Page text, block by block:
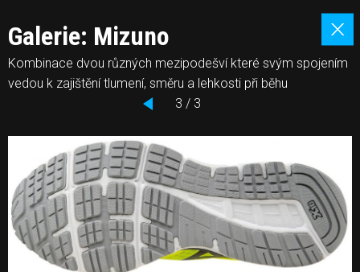
Galerie: Mizuno
Kombinace dvou různých mezipodešví které svým spojením
vedou k zajištění tlumení, směru a lehkosti při běhu
3 / 3